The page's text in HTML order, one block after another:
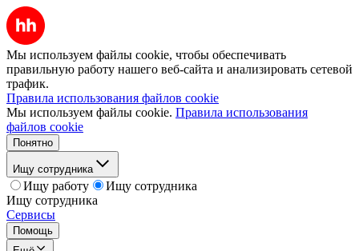
Мы используем файлы cookie, чтобы обеспечивать
правильную работу нашего веб-сайта и анализировать сетевой
трафик.
Правила использования файлов cookie
Мы используем файлы cookie. Правила использования
файлов cookie
Понятно
Ищу сотрудника
Ищу работу
Ищу сотрудника
Ищу сотрудника
Сервисы
Помощь